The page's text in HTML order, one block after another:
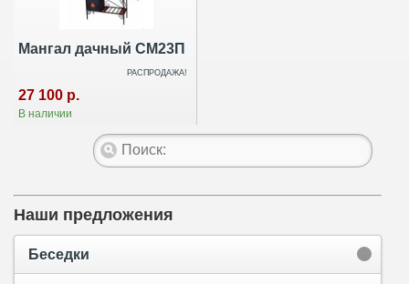
Мангал дачный СМ23П
27 100 р.
РАСПРОДАЖА!
В наличии
Наши предложения
Беседки